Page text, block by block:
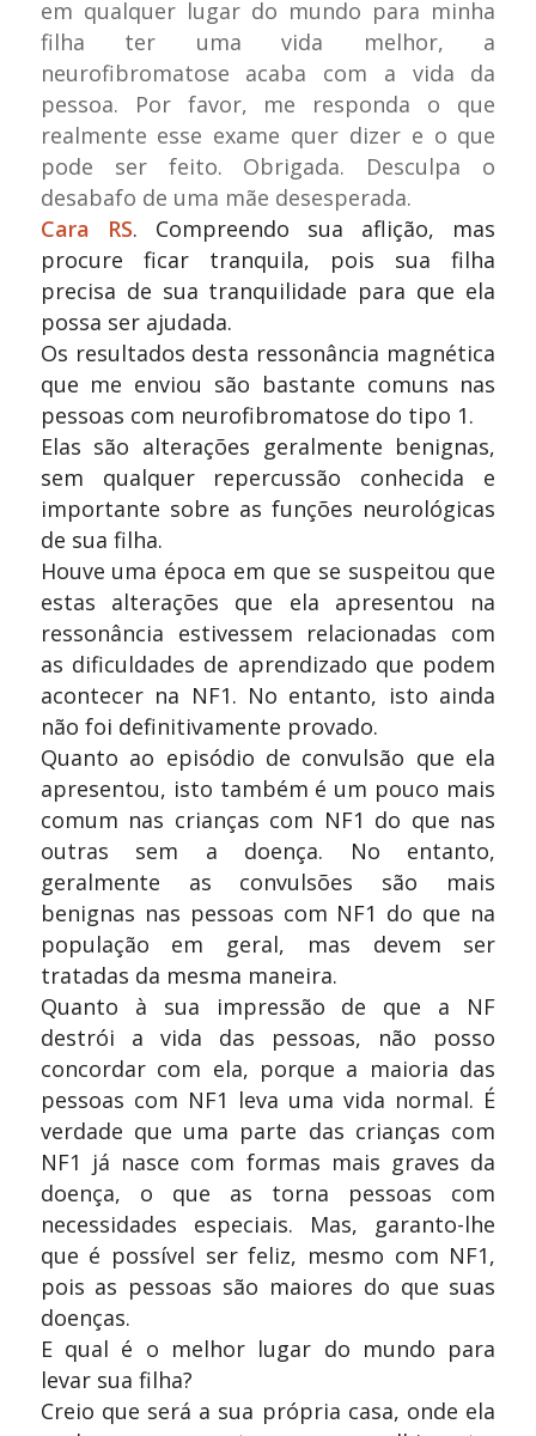
em qualquer lugar do mundo para minha
filha ter uma vida melhor, a
neurofibromatose acaba com a vida da
pessoa. Por favor, me responda o que
realmente esse exame quer dizer e o que
pode ser feito. Obrigada. Desculpa o
desabafo de uma mãe desesperada.
Cara RS. Compreendo sua aflição, mas
procure ficar tranquila, pois sua filha
precisa de sua tranquilidade para que ela
possa ser ajudada.
Os resultados desta ressonância magnética
que me enviou são bastante comuns nas
pessoas com neurofibromatose do tipo 1.
Elas são alterações geralmente benignas,
sem qualquer repercussão conhecida e
importante sobre as funções neurológicas
de sua filha.
Houve uma época em que se suspeitou que
estas alterações que ela apresentou na
ressonância estivessem relacionadas com
as dificuldades de aprendizado que podem
acontecer na NF1. No entanto, isto ainda
não foi definitivamente provado.
Quanto ao episódio de convulsão que ela
apresentou, isto também é um pouco mais
comum nas crianças com NF1 do que nas
outras sem a doença. No entanto,
geralmente as convulsões são mais
benignas nas pessoas com NF1 do que na
população em geral, mas devem ser
tratadas da mesma maneira.
Quanto à sua impressão de que a NF
destrói a vida das pessoas, não posso
concordar com ela, porque a maioria das
pessoas com NF1 leva uma vida normal. É
verdade que uma parte das crianças com
NF1 já nasce com formas mais graves da
doença, o que as torna pessoas com
necessidades especiais. Mas, garanto-lhe
que é possível ser feliz, mesmo com NF1,
pois as pessoas são maiores do que suas
doenças.
E qual é o melhor lugar do mundo para
levar sua filha?
Creio que será a sua própria casa, onde ela